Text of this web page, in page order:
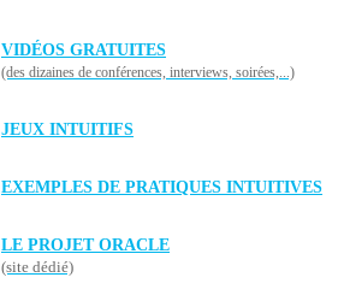
VIDÉOS GRATUITES
(des dizaines de conférences, interviews, soirées,...)
JEUX INTUITIFS
EXEMPLES DE PRATIQUES INTUITIVES
LE PROJET ORACLE
(site dédié)